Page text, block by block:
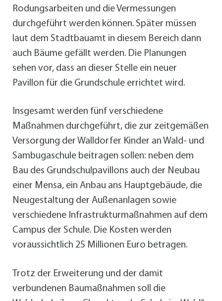
Rodungsarbeiten und die Vermessungen
durchgeführt werden können. Später müssen
laut dem Stadtbauamt in diesem Bereich dann
auch Bäume gefällt werden. Die Planungen
sehen vor, dass an dieser Stelle ein neuer
Pavillon für die Grundschule errichtet wird.
Insgesamt werden fünf verschiedene
Maßnahmen durchgeführt, die zur zeitgemäßen
Versorgung der Walldorfer Kinder an Wald- und
Sambugaschule beitragen sollen: neben dem
Bau des Grundschulpavillons auch der Neubau
einer Mensa, ein Anbau ans Hauptgebäude, die
Neugestaltung der Außenanlagen sowie
verschiedene Infrastrukturmaßnahmen auf dem
Campus der Schule. Die Kosten werden
voraussichtlich 25 Millionen Euro betragen.
Trotz der Erweiterung und der damit
verbundenen Baumaßnahmen soll die